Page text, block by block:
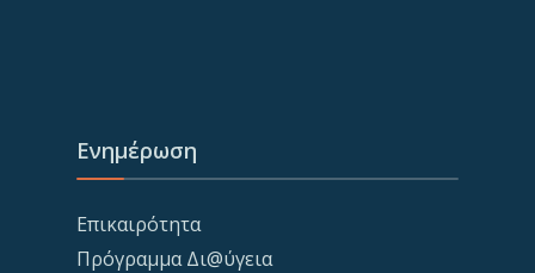
Ενημέρωση
Επικαιρότητα
Πρόγραμμα Δι@ύγεια